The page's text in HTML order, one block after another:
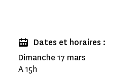
Dates et horaires :
Dimanche 17 mars
A 15h